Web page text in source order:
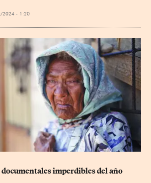
2024 - 1:20
documentales imperdibles del año